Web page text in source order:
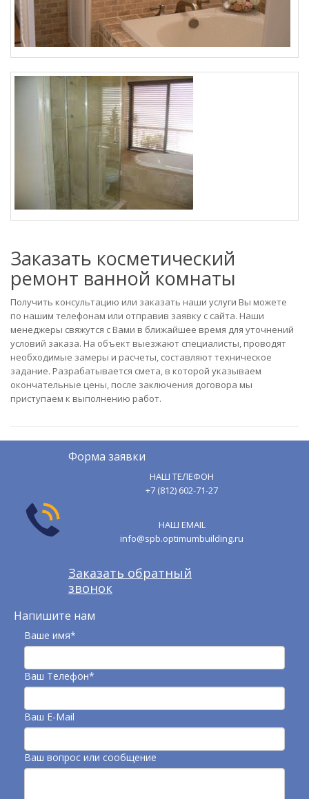
Заказать косметический
ремонт ванной комнаты
Получить консультацию или заказать наши услуги Вы можете
по нашим телефонам или отправив заявку с сайта. Наши
менеджеры свяжутся с Вами в ближайшее время для уточнений
условий заказа. На объект выезжают специалисты, проводят
необходимые замеры и расчеты, составляют техническое
задание. Разрабатывается смета, в которой указываем
окончательные цены, после заключения договора мы
приступаем к выполнению работ.
Форма заявки
НАШ ТЕЛЕФОН
+7 (812) 602-71-27
НАШ EMAIL
info@spb.optimumbuilding.ru
Заказать обратный
звонок
Напишите нам
Ваше имя*
Ваш Телефон*
Ваш E-Mail
Ваш вопрос или сообщение